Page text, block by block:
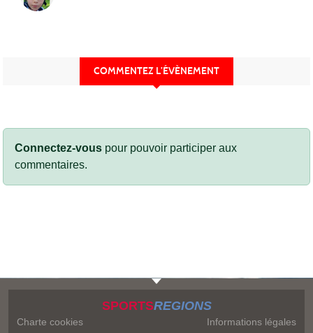
COMMENTEZ L’ÉVÈNEMENT
Connectez-vous pour pouvoir participer aux
commentaires.
SPORTSREGIONS
Charte cookies Informations légales